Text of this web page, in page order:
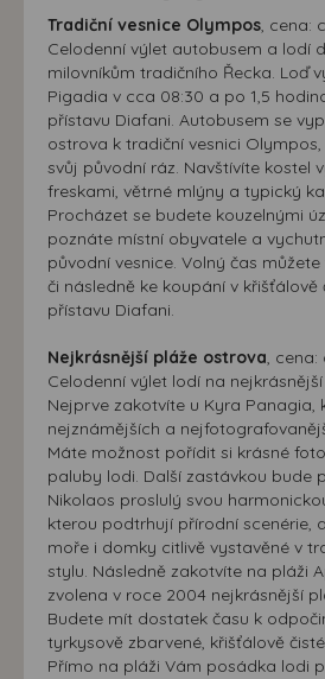
Tradiční vesnice Olympos, cena:
Celodenní výlet autobusem a lodí
milovníkům tradičního Řecka. Loď
Pigadia v cca 08:30 a po 1,5
přístavu Diafani. Autobusem se
ostrova k tradiční vesnici
svůj původní ráz. Navštívíte kostel
freskami, větrné mlýny a typický
Procházet se budete kouzelnými
poznáte místní obyvatele a
původní vesnice. Volný čas
či následně ke koupání v křišťálově
přístavu Diafani.
Nejkrásnější pláže ostrova, cena:
Celodenní výlet lodí na
Nejprve zakotvíte u Kyra Panagia,
nejznámějších a
Máte možnost pořídit si krásné
paluby lodi. Další zastávkou bude
Nikolaos proslulý svou
kterou podtrhují přírodní scenérie,
moře i domky citlivě vystavěné v
stylu. Následně zakotvíte na pláži
zvolena v roce 2004 nejkrásnější
Budete mít dostatek času k
tyrkysově zbarvené, křišťálově
Přímo na pláži Vám posádka lodi
přizpůsobených Vašim zájmům.